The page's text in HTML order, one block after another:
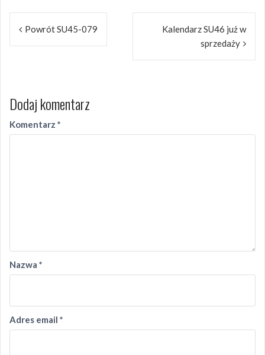
Nawigacja
wpisu
Powrót SU45-079
Kalendarz SU46 już w
sprzedaży
Dodaj komentarz
Komentarz *
Nazwa *
Adres email *